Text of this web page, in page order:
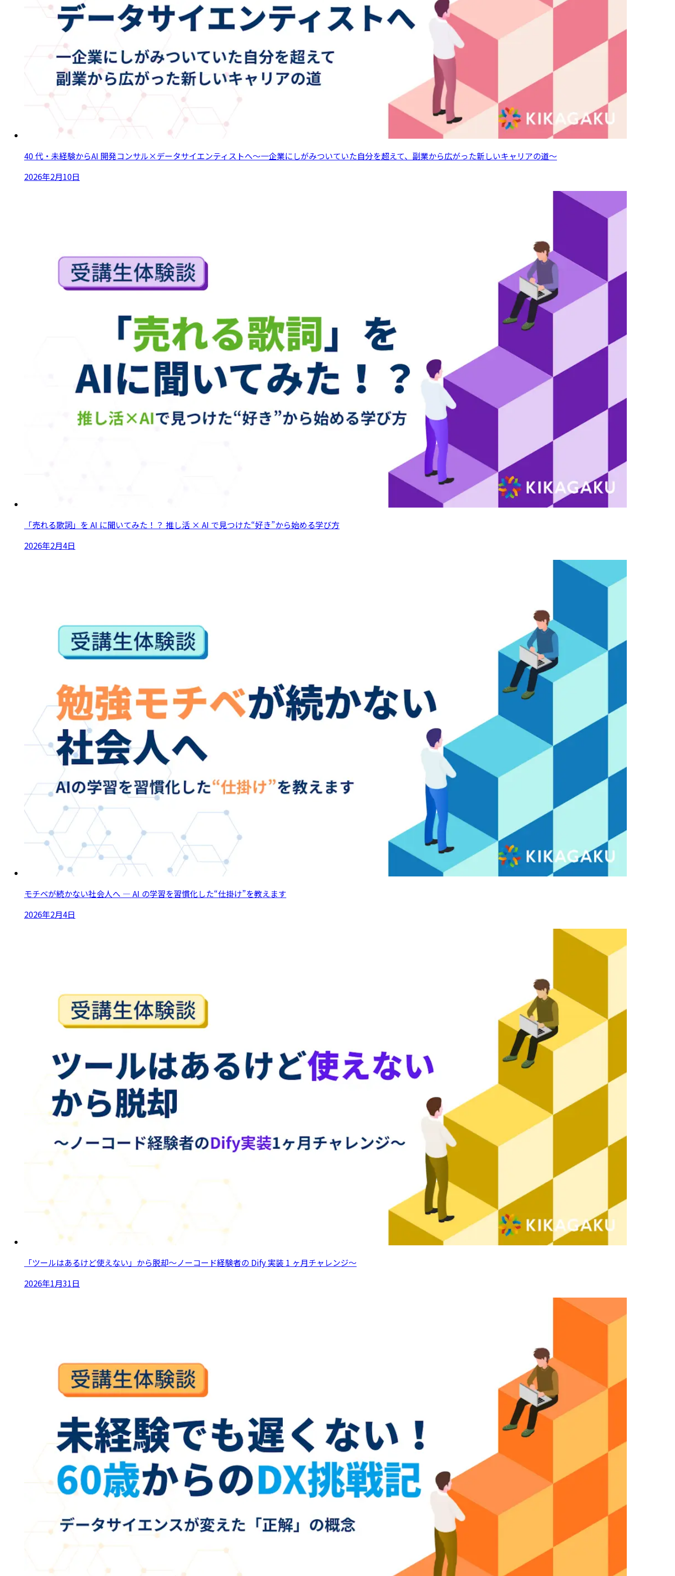
40 代・未経験からAI 開発コンサル×データサイエンティストへ～一企業にしがみついていた自分を超えて、副業から広がった新しいキャリアの道～
2026年2月10日
「売れる歌詞」を AI に聞いてみた！？ 推し活 × AI で見つけた“好き”から始める学び方
2026年2月4日
モチベが続かない社会人へ ― AI の学習を習慣化した“仕掛け”を教えます
2026年2月4日
「ツールはあるけど使えない」から脱却〜ノーコード経験者の Dify 実装 1 ヶ月チャレンジ〜
2026年1月31日